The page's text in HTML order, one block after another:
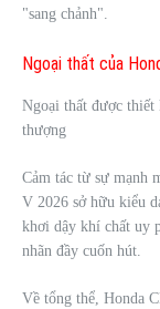
"sang chảnh".
Ngoại thất của
Ngoại thất được thiết
thượng
Cảm tác từ sự mạnh
V 2026 sở hữu kiểu
khơi dậy khí chất uy
nhãn đầy cuốn hút.
Về tổng thể, Honda